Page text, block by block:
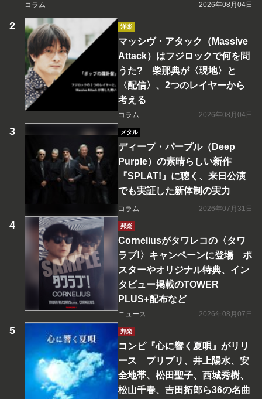
コラム 2026年08月04日
洋楽
マッシヴ・アタック（Massive
Attack）はフジロックで何を問
うた? 柴那典が〈現地〉と
〈配信〉、2つのレイヤーから
考える
コラム 2026年08月04日
メタル
ディープ・パープル（Deep
Purple）の素晴らしい新作
『SPLAT!』に聴く、来日公演
でも実証した新体制の実力
コラム 2026年07月31日
邦楽
Corneliusがタワレコの〈タワ
ラブ!〉キャンペーンに登場 ポ
スターやオリジナル特典、イン
タビュー掲載のTOWER
PLUS+配布など
ニュース 2026年08月07日
邦楽
コンピ『心に響く夏唄』がリリ
ース プリプリ、井上陽水、安
全地帯、松田聖子、西城秀樹、
松山千春、吉田拓郎ら36の名曲